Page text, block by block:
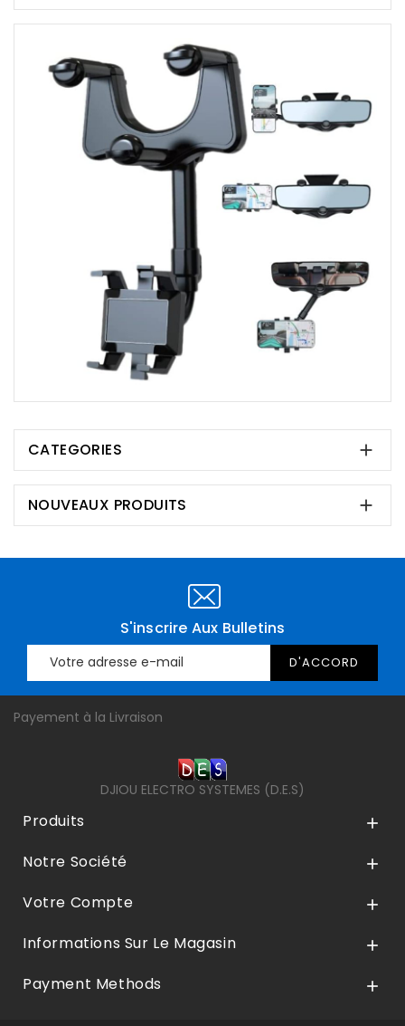
CATEGORIES 
NOUVEAUX PRODUITS 
S'inscrire Aux Bulletins
Payement à la Livraison
DJIOU ELECTRO SYSTEMES (D.E.S)
Produits 
Notre Société 
Votre Compte 
Informations Sur Le Magasin 
Payment Methods 